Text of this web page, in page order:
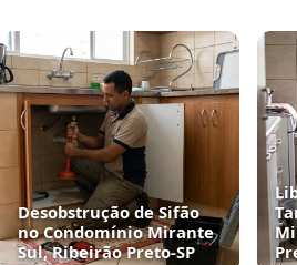
Desobstrução de Sifão
no Condomínio Mirante
Sul, Ribeirão Preto‑SP